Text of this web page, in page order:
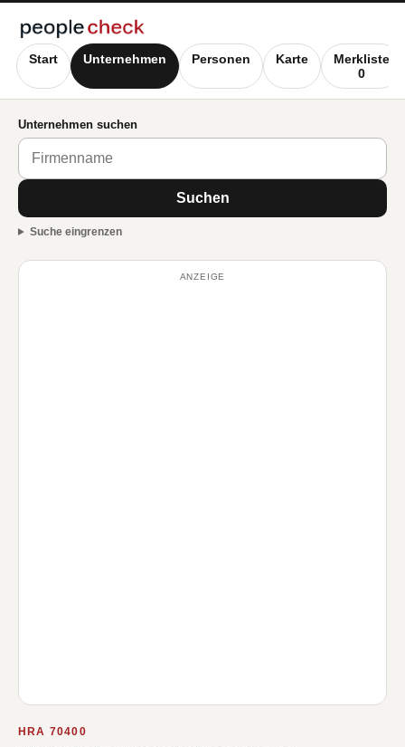
Start Unternehmen Personen Karte
Merkliste
0
Unternehmen suchen
Suchen
Suche eingrenzen
ANZEIGE
HRA 70400